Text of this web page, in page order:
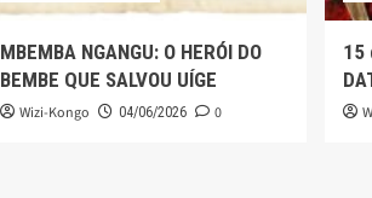
MBEMBA NGANGU: O HERÓI DO
BEMBE QUE SALVOU UÍGE
Wizi-Kongo 04/06/2026 0
15